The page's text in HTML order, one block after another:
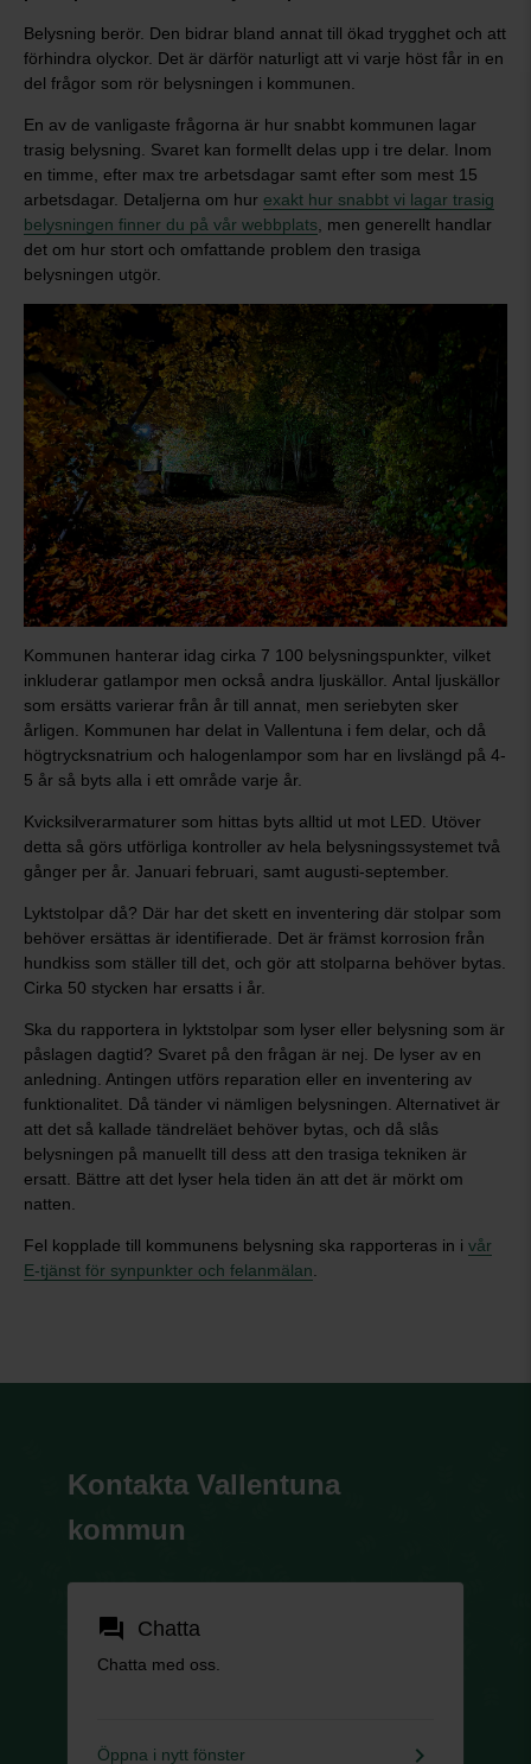
Belysning berör. Den bidrar bland annat till ökad trygghet och att
förhindra olyckor. Det är därför naturligt att vi varje höst får in en
del frågor som rör belysningen i kommunen.
En av de vanligaste frågorna är hur snabbt kommunen lagar
trasig belysning. Svaret kan formellt delas upp i tre delar. Inom
en timme, efter max tre arbetsdagar samt efter som mest 15
arbetsdagar. Detaljerna om hur exakt hur snabbt vi lagar trasig
belysningen finner du på vår webbplats , men generellt handlar
det om hur stort och omfattande problem den trasiga
belysningen utgör.
Kommunen hanterar idag cirka 7 100 belysningspunkter, vilket
inkluderar gatlampor men också andra ljuskällor. Antal ljuskällor
som ersätts varierar från år till annat, men seriebyten sker
årligen. Kommunen har delat in Vallentuna i fem delar, och då
högtrycksnatrium och halogenlampor som har en livslängd på 4-
5 år så byts alla i ett område varje år.
Kvicksilverarmaturer som hittas byts alltid ut mot LED. Utöver
detta så görs utförliga kontroller av hela belysningssystemet två
gånger per år. Januari februari, samt augusti-september.
Lyktstolpar då? Där har det skett en inventering där stolpar som
behöver ersättas är identifierade. Det är främst korrosion från
hundkiss som ställer till det, och gör att stolparna behöver bytas.
Cirka 50 stycken har ersatts i år.
Ska du rapportera in lyktstolpar som lyser eller belysning som är
påslagen dagtid? Svaret på den frågan är nej. De lyser av en
anledning. Antingen utförs reparation eller en inventering av
funktionalitet. Då tänder vi nämligen belysningen. Alternativet är
att det så kallade tändreläet behöver bytas, och då slås
belysningen på manuellt till dess att den trasiga tekniken är
ersatt. Bättre att det lyser hela tiden än att det är mörkt om
natten.
Fel kopplade till kommunens belysning ska rapporteras in i vår
E-tjänst för synpunkter och felanmälan
Kontakta Vallentuna
kommun
forum Chatta
Chatta med oss.
Öppna i nytt fönster keyboard_arrow_right